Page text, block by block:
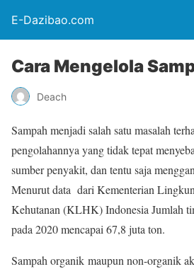
E-Dazibao.com
Cara Mengelola
Deach
Sampah menjadi salah satu masalah
pengolahannya yang tidak tepat
sumber penyakit, dan tentu saja
Menurut data dari Kementerian
Kehutanan (KLHK) Indonesia Jumlah
pada 2020 mencapai 67,8 juta ton.
Sampah organik maupun non-organik